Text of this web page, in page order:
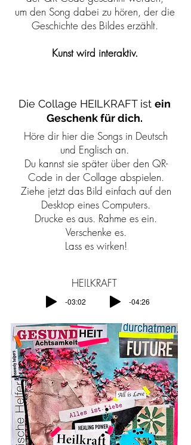
um den Song dabei zu hören, der die
Geschichte des Bildes erzählt.
Kunst wird interaktiv.
Die Collage HEILKRAFT ist ein
Geschenk für dich.
Höre dir hier die Songs in Deutsch
und Englisch an.
Du kannst sie später über den QR-
Code in der Collage abspielen.
Ziehe jetzt das Bild einfach auf den
Desktop eines Computers.
Drucke es aus. Rahme es ein.
Verschenke es.
Lass es wirken!
HEILKRAFT
-03:02 -04:26